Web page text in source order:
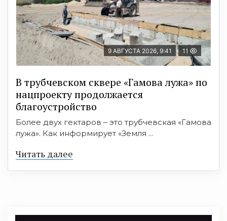
9 АВГУСТА 2026, 9:41 11
В трубчевском сквере «Гамова лужа» по
нацпроекту продолжается
благоустройство
Более двух гектаров – это трубчевская «Гамова
лужа». Как информирует «Земля ...
Читать далее